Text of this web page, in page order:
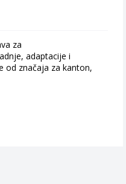
za
adaptacije i
od značaja za kanton,